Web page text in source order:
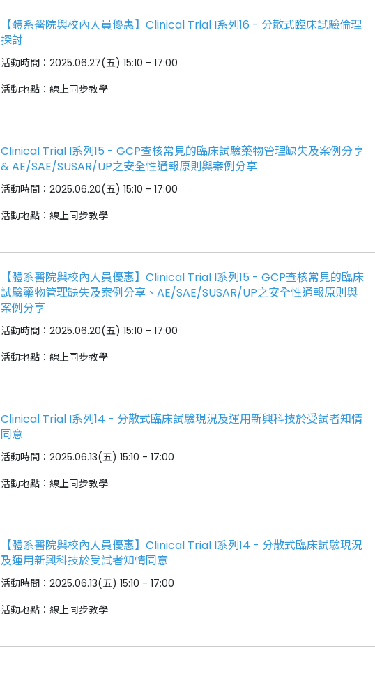
【體系醫院與校內人員優惠】Clinical Trial I系列16 - 分散式臨床試驗倫理
探討
活動時間：2025.06.27(五) 15:10 - 17:00
活動地點：線上同步教學
Clinical Trial I系列15 - GCP查核常見的臨床試驗藥物管理缺失及案例分享
& AE/SAE/SUSAR/UP之安全性通報原則與案例分享
活動時間：2025.06.20(五) 15:10 - 17:00
活動地點：線上同步教學
【體系醫院與校內人員優惠】Clinical Trial I系列15 - GCP查核常見的臨床
試驗藥物管理缺失及案例分享、AE/SAE/SUSAR/UP之安全性通報原則與
案例分享
活動時間：2025.06.20(五) 15:10 - 17:00
活動地點：線上同步教學
Clinical Trial I系列14 - 分散式臨床試驗現況及運用新興科技於受試者知情
同意
活動時間：2025.06.13(五) 15:10 - 17:00
活動地點：線上同步教學
【體系醫院與校內人員優惠】Clinical Trial I系列14 - 分散式臨床試驗現況
及運用新興科技於受試者知情同意
活動時間：2025.06.13(五) 15:10 - 17:00
活動地點：線上同步教學